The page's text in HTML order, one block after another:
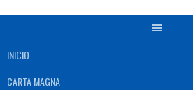
INICIO
CARTA MAGNA